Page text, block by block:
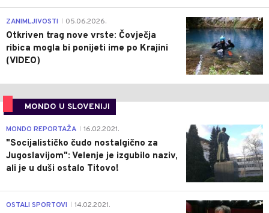
0
ZANIMLJIVOSTI 05.06.2026.
Otkriven trag nove vrste: Čovječja
ribica mogla bi ponijeti ime po Krajini
(VIDEO)
MONDO U SLOVENIJI
4
MONDO REPORTAŽA 16.02.2021.
"Socijalističko čudo nostalgično za
Jugoslavijom": Velenje je izgubilo naziv,
ali je u duši ostalo Titovo!
1
OSTALI SPORTOVI 14.02.2021.